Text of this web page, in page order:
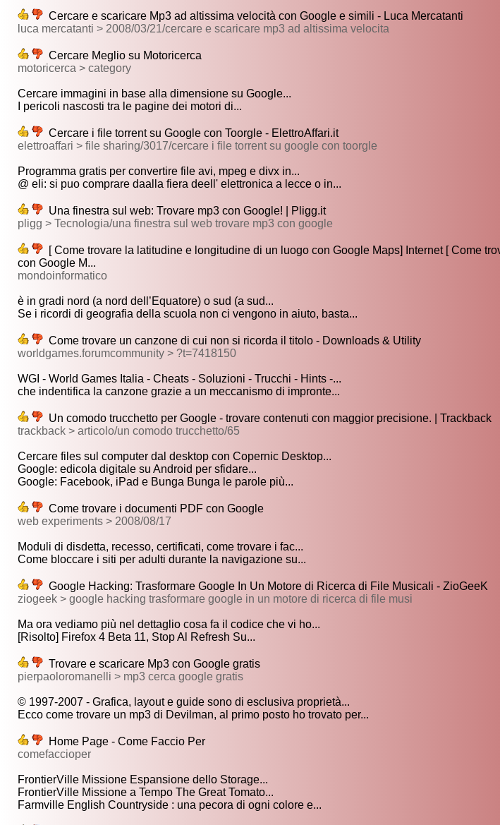
Cercare e scaricare Mp3 ad altissima velocità con Google e simili - Luca Mercatanti
luca mercatanti > 2008/03/21/cercare e scaricare mp3 ad altissima velocita
Cercare Meglio su Motoricerca
motoricerca > category
Cercare immagini in base alla dimensione su Google...
I pericoli nascosti tra le pagine dei motori di...
Cercare i file torrent su Google con Toorgle - ElettroAffari.it
elettroaffari > file sharing/3017/cercare i file torrent su google con toorgle
Programma gratis per convertire file avi, mpeg e divx in...
@ eli: si puo comprare daalla fiera deell' elettronica a lecce o in...
Una finestra sul web: Trovare mp3 con Google! | Pligg.it
pligg > Tecnologia/una finestra sul web trovare mp3 con google
[ Come trovare la latitudine e longitudine di un luogo con Google Maps] Internet [ Come
con Google M...
mondoinformatico
è in gradi nord (a nord dell’Equatore) o sud (a sud...
Se i ricordi di geografia della scuola non ci vengono in aiuto, basta...
Come trovare un canzone di cui non si ricorda il titolo - Downloads & Utility
worldgames.forumcommunity > ?t=7418150
WGI - World Games Italia - Cheats - Soluzioni - Trucchi - Hints -...
che indentifica la canzone grazie a un meccanismo di impronte...
Un comodo trucchetto per Google - trovare contenuti con maggior precisione. | Trackback
trackback > articolo/un comodo trucchetto/65
Cercare files sul computer dal desktop con Copernic Desktop...
Google: edicola digitale su Android per sfidare...
Google: Facebook, iPad e Bunga Bunga le parole più...
Come trovare i documenti PDF con Google
web experiments > 2008/08/17
Moduli di disdetta, recesso, certificati, come trovare i fac...
Come bloccare i siti per adulti durante la navigazione su...
Google Hacking: Trasformare Google In Un Motore di Ricerca di File Musicali - ZioGeeK
ziogeek > google hacking trasformare google in un motore di ricerca di file musi
Ma ora vediamo più nel dettaglio cosa fa il codice che vi ho...
[Risolto] Firefox 4 Beta 11, Stop Al Refresh Su...
Trovare e scaricare Mp3 con Google gratis
pierpaoloromanelli > mp3 cerca google gratis
© 1997-2007 - Grafica, layout e guide sono di esclusiva proprietà...
Ecco come trovare un mp3 di Devilman, al primo posto ho trovato per...
Home Page - Come Faccio Per
comefaccioper
FrontierVille Missione Espansione dello Storage...
FrontierVille Missione a Tempo The Great Tomato...
Farmville English Countryside : una pecora di ogni colore e...